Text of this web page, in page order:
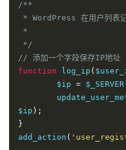
/**
*/
// 添加一个字段保存IP地址
function log_ip (
	$ip
= $_SERVER
$ip );
}
add_action (